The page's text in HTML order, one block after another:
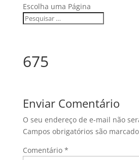
Escolha uma Página
675
Enviar Comentário
O seu endereço de e-mail não
Campos obrigatórios são
Comentário *